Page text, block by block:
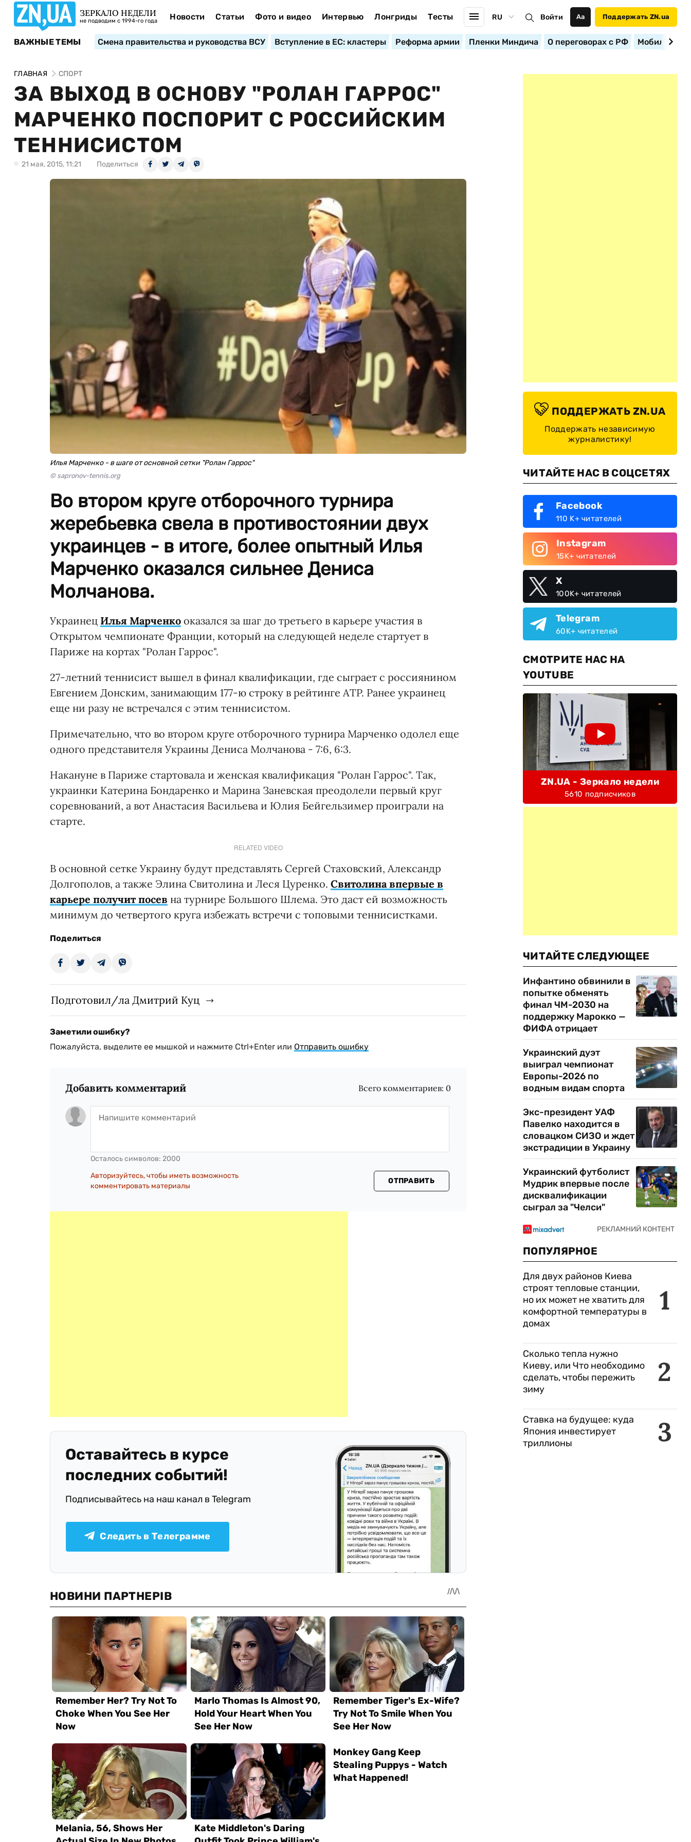
ЗЕРКАЛО НЕДЕЛИ
не подводим с 1994-го года Новости Статьи Фото и видео Интервью Лонгриды Тесты RU Войти Аа Поддержать ZN.ua
ВАЖНЫЕ ТЕМЫ Смена правительства и руководства ВСУ Вступление в ЕС: кластеры Реформа армии Пленки Миндича О переговорах с РФ
ГЛАВНАЯ СПОРТ
ЗА ВЫХОД В ОСНОВУ "РОЛАН ГАРРОС"
МАРЧЕНКО ПОСПОРИТ С РОССИЙСКИМ
ТЕННИСИСТОМ
21 мая, 2015, 11:21 Поделиться
Илья Марченко - в шаге от основной сетки "Ролан Гаррос"
© sapronov-tennis.org
Во втором круге отборочного турнира
жеребьевка свела в противостоянии двух
украинцев - в итоге, более опытный Илья
Марченко оказался сильнее Дениса
Молчанова.
Украинец Илья Марченко оказался за шаг до третьего в карьере участия в
Открытом чемпионате Франции, который на следующей неделе стартует в
Париже на кортах "Ролан Гаррос".
27-летний теннисист вышел в финал квалификации, где сыграет с россиянином
Евгением Донским, занимающим 177-ю строку в рейтинге ATP. Ранее украинец
еще ни разу не встречался с этим теннисистом.
Примечательно, что во втором круге отборочного турнира Марченко одолел еще
одного представителя Украины Дениса Молчанова - 7:6, 6:3.
Накануне в Париже стартовала и женская квалификация "Ролан Гаррос". Так,
украинки Катерина Бондаренко и Марина Заневская преодолели первый круг
соревнований, а вот Анастасия Васильева и Юлия Бейгельзимер проиграли на
старте.
RELATED VIDEO
В основной сетке Украину будут представлять Сергей Стаховский, Александр
Долгополов, а также Элина Свитолина и Леся Цуренко. Свитолина впервые в
карьере получит посев на турнире Большого Шлема. Это даст ей возможность
минимум до четвертого круга избежать встречи с топовыми теннисистками.
Поделиться
Подготовил/ла Дмитрий Куц
Заметили ошибку?
Пожалуйста, выделите ее мышкой и нажмите Ctrl+Enter или Отправить ошибку
Добавить комментарий Всего комментариев: 0
Осталось символов: 2000
Авторизуйтесь, чтобы иметь возможность
комментировать материалы
ОТПРАВИТЬ
Оставайтесь в курсе
последних событий!
Подписывайтесь на наш канал в Telegram
Следить в Телеграмме
ПОДДЕРЖАТЬ ZN.UA
Поддержать независимую
журналистику!
ЧИТАЙТЕ НАС В СОЦСЕТЯХ
Facebook
110 K+ читателей
Instagram
15K+ читателей
X
100K+ читателей
Telegram
60K+ читателей
СМОТРИТЕ НАС НА
YOUTUBE
ZN.UA - Зеркало недели
5610 подписчиков
ЧИТАЙТЕ СЛЕДУЮЩЕЕ
Инфантино обвинили в
попытке обменять
финал ЧМ-2030 на
поддержку Марокко —
ФИФА отрицает
Украинский дуэт
выиграл чемпионат
Европы-2026 по
водным видам спорта
Экс-президент УАФ
Павелко находится в
словацком СИЗО и ждет
экстрадиции в Украину
Украинский футболист
Мудрик впервые после
дисквалификации
сыграл за "Челси"
ПОПУЛЯРНОЕ
1
Для двух районов Киева
строят тепловые станции,
но их может не хватить для
комфортной температуры в
домах
2
Сколько тепла нужно
Киеву, или Что необходимо
сделать, чтобы пережить
зиму
3
Ставка на будущее: куда
Япония инвестирует
триллионы